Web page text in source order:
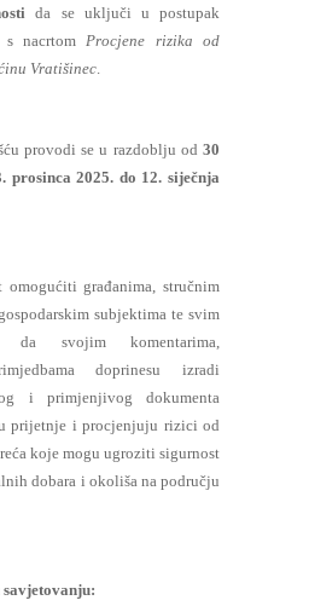
da se uključi u postupak
s nacrtomProcjene rizika od
Vratišinec.
provodi se u razdoblju od 30
prosinca 2025. do 12. siječnja
građanima, stručnim
subjektima te svim
da svojim komentarima,
doprinesu izradi
i primjenjivog dokumenta
prijetnje i procjenjuju rizici od
koje mogu ugroziti sigurnost
dobara i okoliša na području